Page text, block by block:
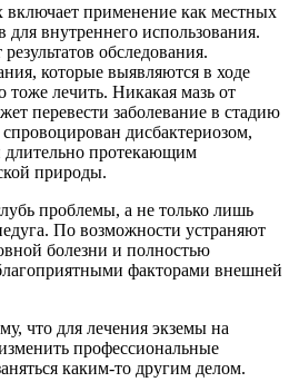
включает применение как местных
для внутреннего использования.
обследования.
которые выявляются в ходе
тоже лечить. Никакая мазь от
перевести заболевание в стадию
дисбактериозом,
длительно протекающим
природы.
проблемы, а не только лишь
По возможности устраняют
болезни и полностью
факторами внешней
что для лечения экземы на
профессиональные
каким-то другим делом.